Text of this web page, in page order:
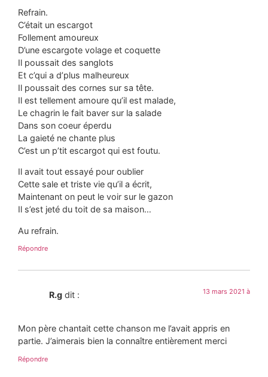
Refrain.
C’était un escargot
Follement amoureux
D’une escargote volage et coquette
Il poussait des sanglots
Et c’qui a d’plus malheureux
Il poussait des cornes sur sa tête.
Il est tellement amoure qu’il est malade,
Le chagrin le fait baver sur la salade
Dans son coeur éperdu
La gaieté ne chante plus
C’est un p’tit escargot qui est foutu.
Il avait tout essayé pour oublier
Cette sale et triste vie qu’il a écrit,
Maintenant on peut le voir sur le gazon
Il s’est jeté du toit de sa maison…
Au refrain.
Répondre
R.g dit : 13 mars 2021 à
Mon père chantait cette chanson me l’avait appris en
partie. J’aimerais bien la connaître entièrement merci
Répondre